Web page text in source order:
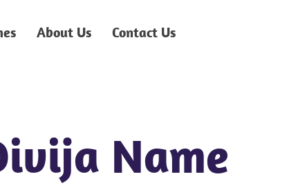
About Us Contact Us
Name